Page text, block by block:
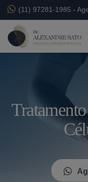
(11) 97281-1985 -